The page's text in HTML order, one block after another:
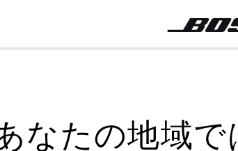
なたの地域